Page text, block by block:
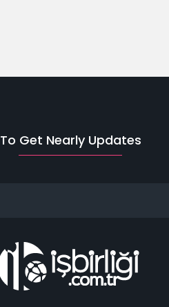
To Get Nearly Updates